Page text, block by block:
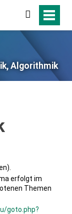
Suche
Algorithmik
erfolgt im
Themen
goto.php?